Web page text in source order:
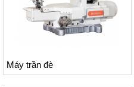
Máy trần đè